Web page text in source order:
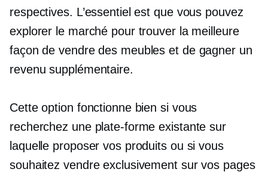
respectives. L’essentiel est que vous pouvez
explorer le marché pour trouver la meilleure
façon de vendre des meubles et de gagner un
revenu supplémentaire.
Cette option fonctionne bien si vous
recherchez une plate-forme existante sur
laquelle proposer vos produits ou si vous
souhaitez vendre exclusivement sur vos pages